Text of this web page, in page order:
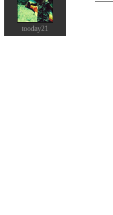
tooday21